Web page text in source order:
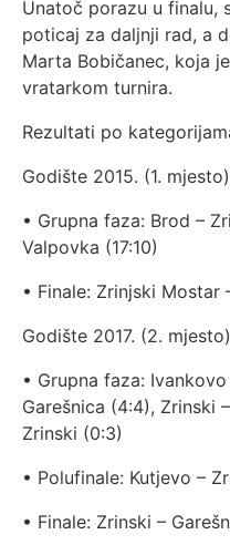
Unatoč porazu u finalu,
poticaj za daljnji rad, a
Marta Bobičanec, koja
vratarkom turnira.
Rezultati po
Godište 2015. (1.
• Grupna faza: Brod –
Valpovka (17:10)
• Finale: Zrinjski Mostar
Godište 2017. (2.
• Grupna faza:
Garešnica (4:4), Zrinski
Zrinski (0:3)
• Polufinale: Kutjevo –
• Finale: Zrinski –